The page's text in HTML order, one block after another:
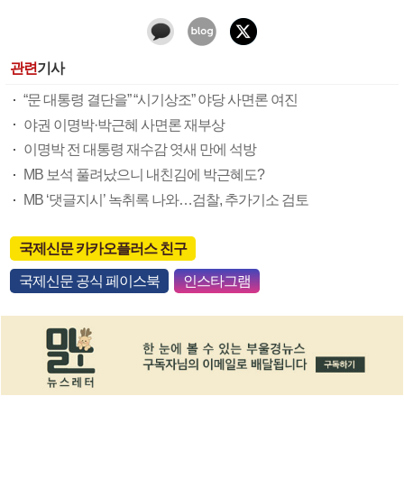
관련기사
“문 대통령 결단을” “시기상조” 야당 사면론 여진
야권 이명박·박근혜 사면론 재부상
이명박 전 대통령 재수감 엿새 만에 석방
MB 보석 풀려났으니 내친김에 박근혜도?
MB ‘댓글지시’ 녹취록 나와…검찰, 추가기소 검토
국제신문 카카오플러스 친구
국제신문 공식 페이스북 인스타그램